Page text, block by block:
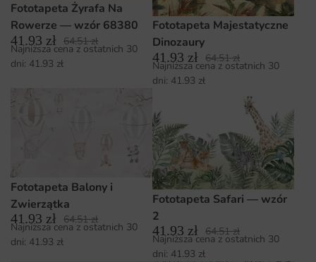
Fototapeta Żyrafa Na
Rowerze — wzór 68380
41.93 zł 64.51zł
Najniższa cena z ostatnich 30
dni: 41.93 zł
Fototapeta Majestatyczne
Dinozaury
41.93 zł 64.51zł
Najniższa cena z ostatnich 30
dni: 41.93 zł
Fototapeta Balony i
Zwierzątka
41.93 zł 64.51zł
Najniższa cena z ostatnich 30
dni: 41.93 zł
Fototapeta Safari — wzór
2
41.93 zł 64.51zł
Najniższa cena z ostatnich 30
dni: 41.93 zł